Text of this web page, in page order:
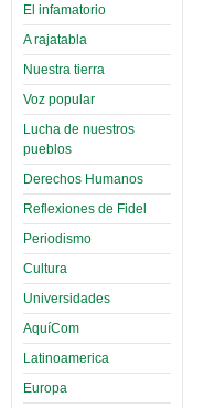
El infamatorio
A rajatabla
Nuestra tierra
Voz popular
Lucha de nuestros
pueblos
Derechos Humanos
Reflexiones de Fidel
Periodismo
Cultura
Universidades
AquíCom
Latinoamerica
Europa